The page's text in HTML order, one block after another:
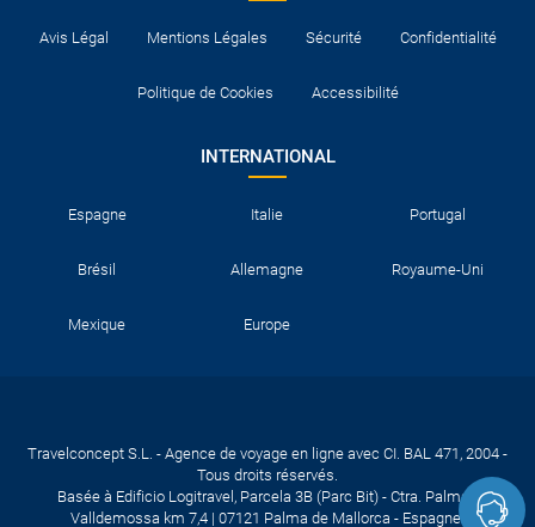
Avis Légal Mentions Légales Sécurité Confidentialité
Politique de Cookies Accessibilité
INTERNATIONAL
Espagne Italie Portugal
Brésil Allemagne Royaume-Uni
Mexique Europe
Travelconcept S.L. - Agence de voyage en ligne avec CI. BAL 471, 2004 -
Tous droits réservés.
Basée à Edificio Logitravel, Parcela 3B (Parc Bit) - Ctra. Palma -
Valldemossa km 7,4 | 07121 Palma de Mallorca - Espagne.